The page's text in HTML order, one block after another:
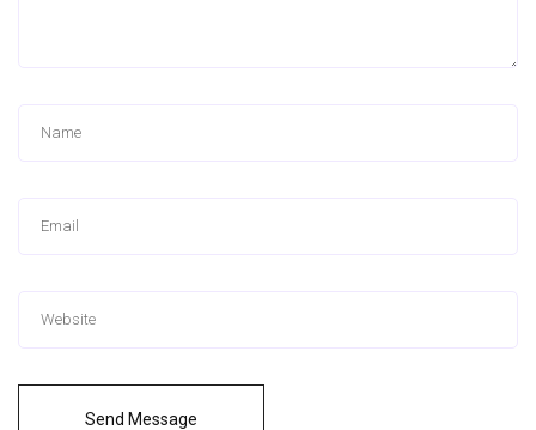
Send Message